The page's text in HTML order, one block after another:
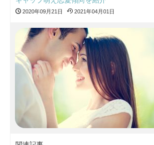
2020年09月21日 2021年04月01日